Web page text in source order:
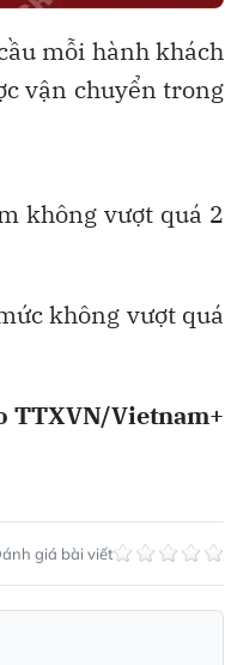
mỗi hành khách
vận chuyển trong
không vượt quá 2
không vượt quá
TTXVN/Vietnam+
giá bài viết